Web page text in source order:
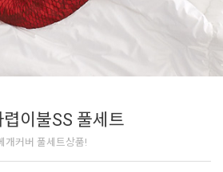
이불SS 풀세트
개커버 풀세트상품!